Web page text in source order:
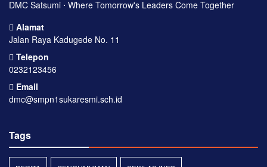
DMC Satsumi ⋅ Where Tomorrow's Leaders Come Together
Alamat
Jalan Raya Kadugede No. 11
Telepon
0232123456
Email
dmc@smpn1sukaresmi.sch.id
Tags